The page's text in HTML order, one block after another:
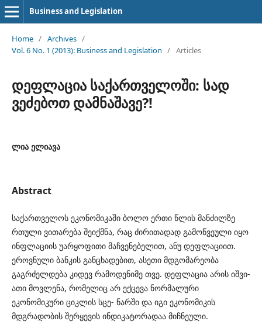
Business and Legislation
Home / Archives /
Vol. 6 No. 1 (2013): Business and Legislation / Articles
დეფლაცია საქართველოში: სად
ვეძებოთ დამნაშავე?!
ლია ელიავა
Abstract
საქართველოს ეკონომიკაში ბოლო ერთი წლის მანძილზე
რთული ვითარება შეიქმნა, რაც ძირითადად გამოწვეული იყო
ინფლაციის უარყოფითი მაჩვენებელით, ანუ დეფლაციით.
ეროვნული ბანკის განცხადებით, ასეთი მდგომარეობა
გაგრძელდება კიდევ რამოდენიმე თვე. დეფლაცია არის იშვი-
ათი მოვლენა, რომელიც არ ექცევა ნორმალური
ეკონომიკური ციკლის სცე- ნარში და იგი ეკონომიკის
მდგრადობის შერყევის ინდიკატორადაა მიჩნეული.